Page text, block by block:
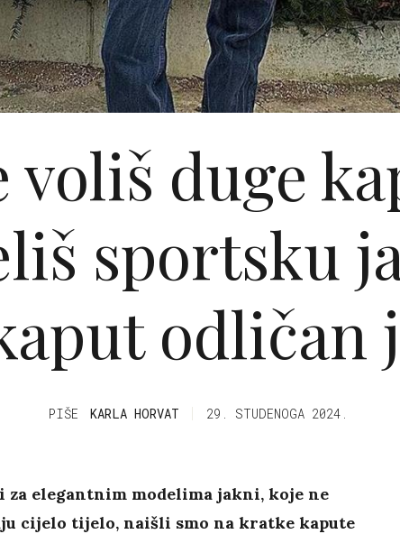
voliš duge
sportsku
odličan
PIŠE KARLA HORVAT 29. STUDENOGA 2024.
za elegantnim modelima jakni, koje ne
cijelo tijelo, naišli smo na kratke kapute